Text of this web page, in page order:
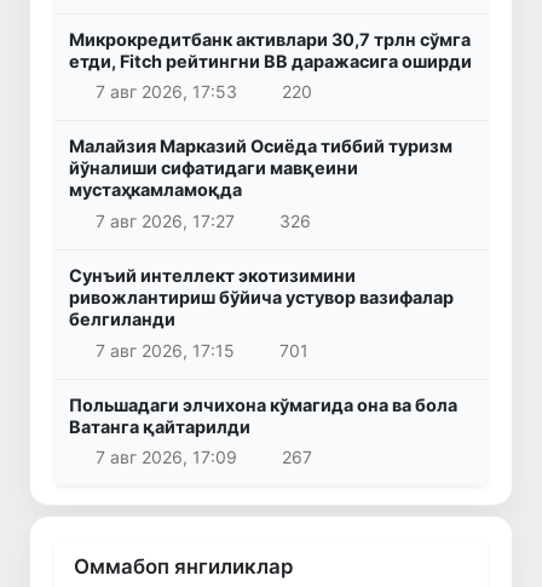
Микрокредитбанк активлари 30,7 трлн сўмга
етди, Fitch рейтингни BB даражасига оширди
7 авг 2026, 17:53
220
Малайзия Марказий Осиёда тиббий туризм
йўналиши сифатидаги мавқеини
мустаҳкамламоқда
7 авг 2026, 17:27
326
Сунъий интеллект экотизимини
ривожлантириш бўйича устувор вазифалар
белгиланди
7 авг 2026, 17:15
701
Польшадаги элчихона кўмагида она ва бола
Ватанга қайтарилди
7 авг 2026, 17:09
267
Оммабоп янгиликлар